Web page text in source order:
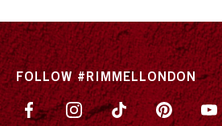
FOLLOW #RIMMELLONDON